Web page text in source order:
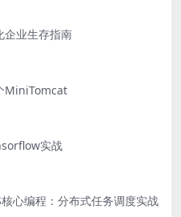
企业生存指南
MiniTomcat
实战
心编程：分布式任务调度实战